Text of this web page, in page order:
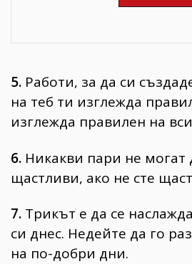
5. Работи, за да си
на теб ти изглежда
изглежда правилен на
6. Никакви пари не могат
щастливи, ако не сте
7. Трикът е да се
си днес. Недейте да го
на по-добри дни.